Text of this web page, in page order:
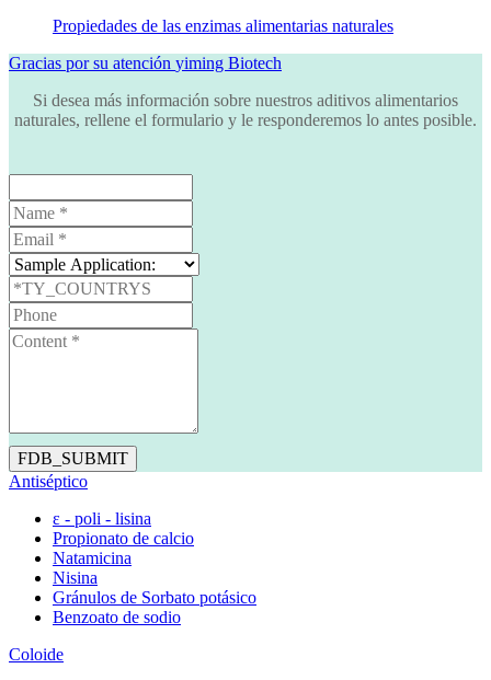
Propiedades de las enzimas alimentarias naturales
Gracias por su atención yiming Biotech
Si desea más información sobre nuestros aditivos alimentarios
naturales, rellene el formulario y le responderemos lo antes posible.
FDB_SUBMIT
Antiséptico
ε - poli - lisina
Propionato de calcio
Natamicina
Nisina
Gránulos de Sorbato potásico
Benzoato de sodio
Coloide